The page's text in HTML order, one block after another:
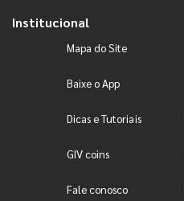
Institucional
Mapa do Site
Baixe o App
Dicas e Tutoriais
GIV coins
Fale conosco